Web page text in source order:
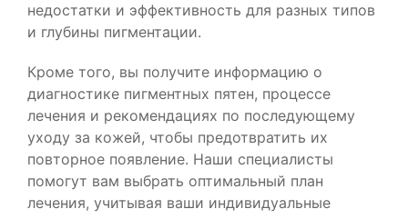
недостатки и эффективность для разных типов
и глубины пигментации.
Кроме того, вы получите информацию о
диагностике пигментных пятен, процессе
лечения и рекомендациях по последующему
уходу за кожей, чтобы предотвратить их
повторное появление. Наши специалисты
помогут вам выбрать оптимальный план
лечения, учитывая ваши индивидуальные